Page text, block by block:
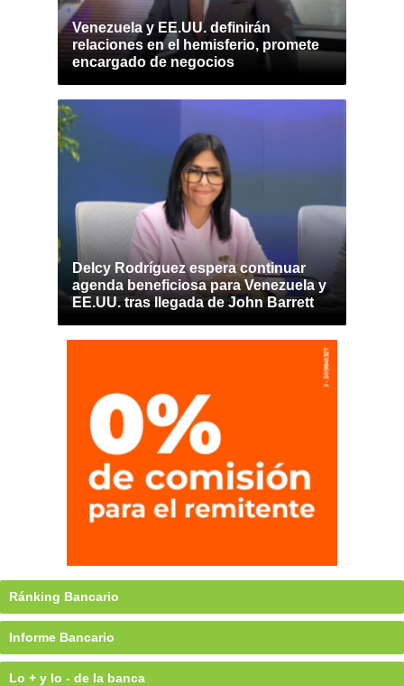
Venezuela y EE.UU. definirán
relaciones en el hemisferio, promete
encargado de negocios
Delcy Rodríguez espera continuar
agenda beneficiosa para Venezuela y
EE.UU. tras llegada de John Barrett
Ránking Bancario
Informe Bancario
Lo + y lo - de la banca